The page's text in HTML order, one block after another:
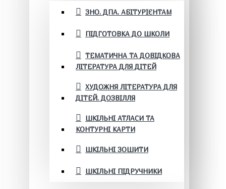
ЗНО. ДПА. АБІТУРІЄНТАМ
ПІДГОТОВКА ДО ШКОЛИ
ТЕМАТИЧНА ТА ДОВІДКОВА
ЛІТЕРАТУРА ДЛЯ ДІТЕЙ
ХУДОЖНЯ ЛІТЕРАТУРА ДЛЯ
ДІТЕЙ. ДОЗВІЛЛЯ
ШКІЛЬНІ АТЛАСИ ТА
КОНТУРНІ КАРТИ
ШКІЛЬНІ ЗОШИТИ
ШКІЛЬНІ ПІДРУЧНИКИ